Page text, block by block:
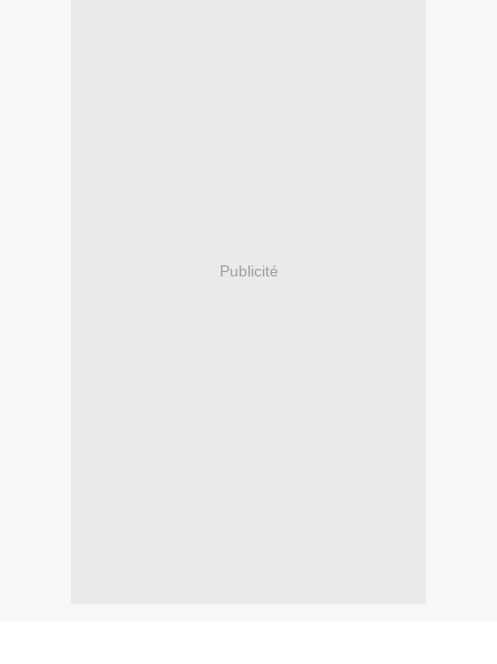
Publicité